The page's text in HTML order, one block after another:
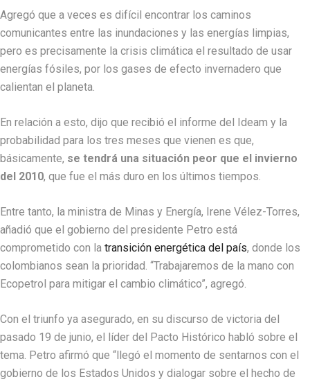
Agregó que a veces es difícil encontrar los caminos
comunicantes entre las inundaciones y las energías limpias,
pero es precisamente la crisis climática el resultado de usar
energías fósiles, por los gases de efecto invernadero que
calientan el planeta.
En relación a esto, dijo que recibió el informe del Ideam y la
probabilidad para los tres meses que vienen es que,
básicamente, se tendrá una situación peor que el invierno
del 2010, que fue el más duro en los últimos tiempos.
Entre tanto, la ministra de Minas y Energía, Irene Vélez-Torres,
añadió que el gobierno del presidente Petro está
comprometido con la transición energética del país, donde los
colombianos sean la prioridad. “Trabajaremos de la mano con
Ecopetrol para mitigar el cambio climático”, agregó.
Con el triunfo ya asegurado, en su discurso de victoria del
pasado 19 de junio, el líder del Pacto Histórico habló sobre el
tema. Petro afirmó que “llegó el momento de sentarnos con el
gobierno de los Estados Unidos y dialogar sobre el hecho de